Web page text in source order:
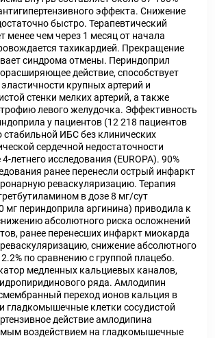
эффекта. Снижение
быстро. Терапевтический
менее чем через 1 месяц от начала
тахикардией. Прекращение
синдрома отмены. Периндоприл
действие, способствует
крупных артерий и
стенки мелких артерий, а также
левого желудочка. Эффективность
у пациентов (12 218 пациентов
стабильной ИБС без клинических
сердечной недостаточности
летнего исследования (EUROPA). 90%
ранее перенесли острый инфаркт
реваскуляризацию. Терапия
в дозе 8 мг/сут
мг периндоприла аргинина) приводила к
абсолютного риска осложнений
ранее перенесших инфаркт миокарда
снижение абсолютного
по сравнению с группой плацебо.
медленных кальциевых каналов,
ряда. Амлодипин
переход ионов кальция в
гладкомышечные клетки сосудистой
действие амлодипина
воздействием на гладкомышечные